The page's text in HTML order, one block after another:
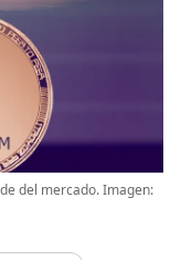
del mercado. Imagen: